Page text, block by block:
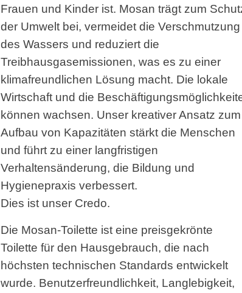
Frauen und Kinder ist. Mosan trägt zum
der Umwelt bei, vermeidet die Verschmutzung
des Wassers und reduziert die
Treibhausgasemissionen, was es zu einer
klimafreundlichen Lösung macht. Die lokale
Wirtschaft und die
können wachsen. Unser kreativer Ansatz zum
Aufbau von Kapazitäten stärkt die Menschen
und führt zu einer langfristigen
Verhaltensänderung, die Bildung und
Hygienepraxis verbessert.
Dies ist unser Credo.
Die Mosan-Toilette ist eine preisgekrönte
Toilette für den Hausgebrauch, die nach
höchsten technischen Standards entwickelt
wurde. Benutzerfreundlichkeit, Langlebigkeit,